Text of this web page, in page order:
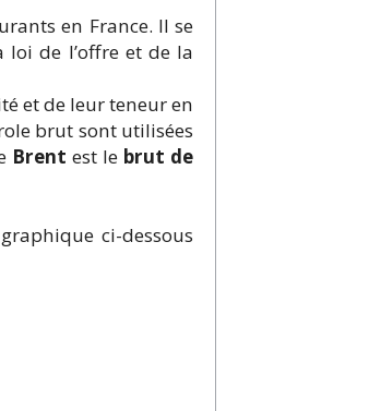
en France. Il se
de l’offre et de la
et de leur teneur en
brut sont utilisées
Brent est le brut de
ci-dessous